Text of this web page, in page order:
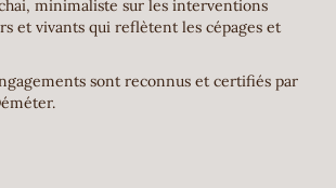
minimaliste sur les interventions
et vivants qui reflètent les cépages et
sont reconnus et certifiés par